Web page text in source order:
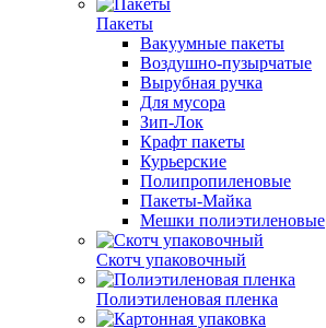
Пакеты
Вакуумные пакеты
Воздушно-пузырчатые
Вырубная ручка
Для мусора
Зип-Лок
Крафт пакеты
Курьерские
Полипропиленовые
Пакеты-Майка
Мешки полиэтиленовые
Скотч упаковочный
Полиэтиленовая пленка